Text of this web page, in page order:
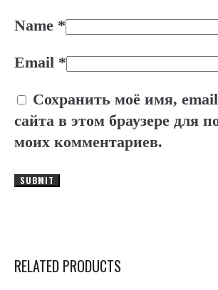
Name *
Email *
Сохранить моё имя,
сайта в этом браузере для
моих комментариев.
RELATED PRODUCTS